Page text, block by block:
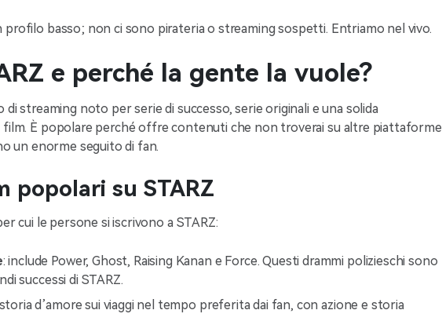
profilo basso; non ci sono pirateria o streaming sospetti. Entriamo nel vivo.
e perché la gente la vuole?
di streaming noto per serie di successo, serie originali e una solida
film. È popolare perché offre contenuti che non troverai su altre piattaforme
un enorme seguito di fan.
popolari su STARZ
cui le persone si iscrivono a STARZ:
: include Power, Ghost, Raising Kanan e Force. Questi drammi polizieschi sono
successi di STARZ.
d’amore sui viaggi nel tempo preferita dai fan, con azione e storia